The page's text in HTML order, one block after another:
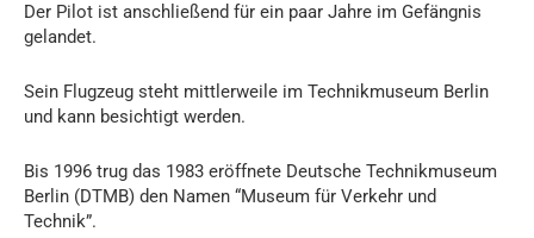
Der Pilot ist anschließend für ein paar Jahre im Gefängnis
gelandet.
Sein Flugzeug steht mittlerweile im Technikmuseum Berlin
und kann besichtigt werden.
Bis 1996 trug das 1983 eröffnete Deutsche Technikmuseum
Berlin (DTMB) den Namen “Museum für Verkehr und
Technik”.